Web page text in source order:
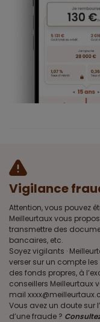
Vigilance
Attention, vous pouvez
Meilleurtaux vous
transmettre des
bancaires, etc.
Soyez vigilants ·
verser sur un compte
des fonds propres, à
conseillers Meilleurtaux
mail
Vous avez un doute sur
d’une fraude ?